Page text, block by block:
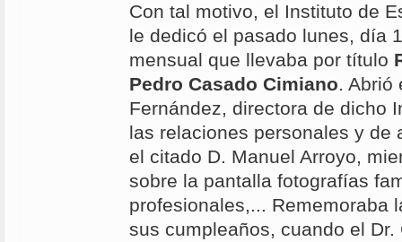
Con tal motivo, el Instituto de
le dedicó el pasado lunes, día
mensual que llevaba por título
Pedro Casado Cimiano. Abrió
Fernández, directora de dicho
las relaciones personales y de
el citado D. Manuel Arroyo,
sobre la pantalla fotografías
profesionales,... Rememoraba
sus cumpleaños, cuando el Dr.